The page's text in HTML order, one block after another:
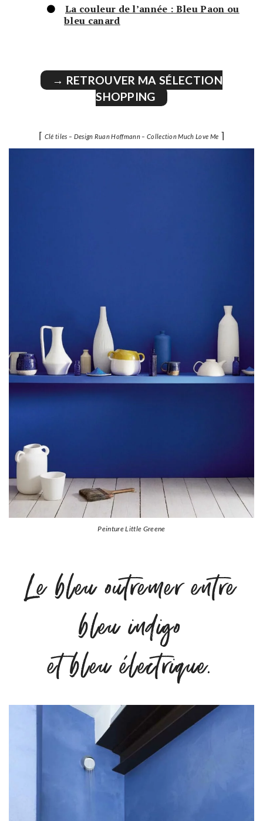
La couleur de l’année : Bleu Paon ou
bleu canard
→ RETROUVER MA SÉLECTION
SHOPPING
⌈ Clé tiles – Design Ruan Hoffmann – Collection Much Love Me ⌉
Peinture Little Greene
Le bleu outremer entre
bleu indigo
et bleu électrique.